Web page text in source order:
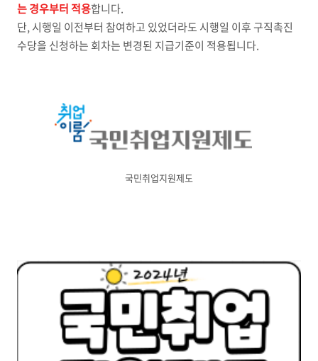
는 경우부터 적용합니다.
단, 시행일 이전부터 참여하고 있었더라도 시행일 이후 구직촉진
수당을 신청하는 회차는 변경된 지급기준이 적용됩니다.
국민취업지원제도